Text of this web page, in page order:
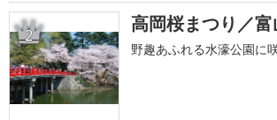
2 高岡桜まつり／
野趣あふれる水濠公園に